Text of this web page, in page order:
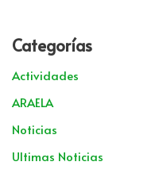
Categorías
Actividades
ARAELA
Noticias
Ultimas Noticias